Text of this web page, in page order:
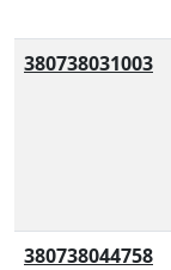
380738031003
380738044758